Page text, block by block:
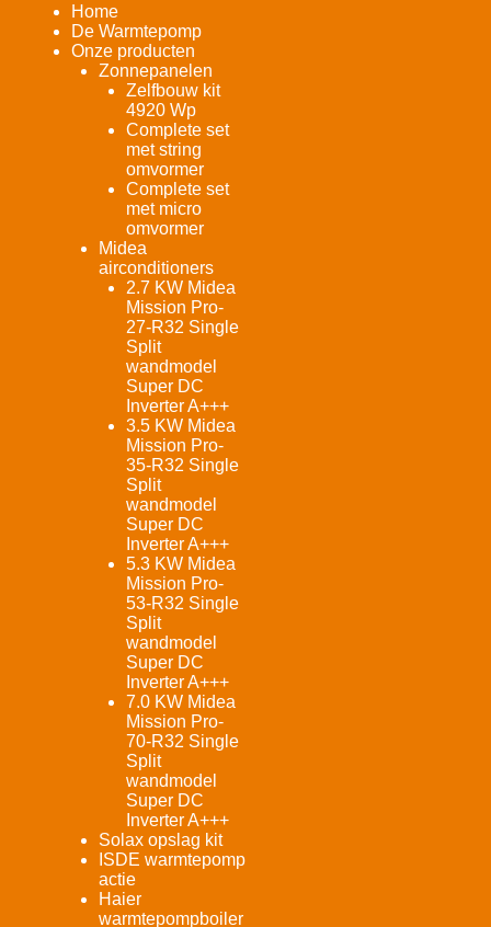
Home
De Warmtepomp
Onze producten
Zonnepanelen
Zelfbouw kit
4920 Wp
Complete set
met string
omvormer
Complete set
met micro
omvormer
Midea
airconditioners
2.7 KW Midea
Mission Pro-
27-R32 Single
Split
wandmodel
Super DC
Inverter A+++
3.5 KW Midea
Mission Pro-
35-R32 Single
Split
wandmodel
Super DC
Inverter A+++
5.3 KW Midea
Mission Pro-
53-R32 Single
Split
wandmodel
Super DC
Inverter A+++
7.0 KW Midea
Mission Pro-
70-R32 Single
Split
wandmodel
Super DC
Inverter A+++
Solax opslag kit
ISDE warmtepomp
actie
Haier
warmtepompboiler